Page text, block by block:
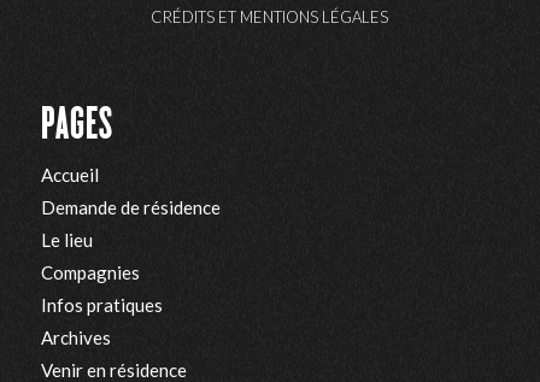
CRÉDITS ET MENTIONS LÉGALES
PAGES
Accueil
Demande de résidence
Le lieu
Compagnies
Infos pratiques
Archives
Venir en résidence